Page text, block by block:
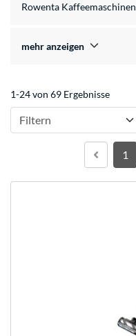
Rowenta Kaffeemaschinen
mehr anzeigen
1-24 von 69 Ergebnisse
Filtern
1